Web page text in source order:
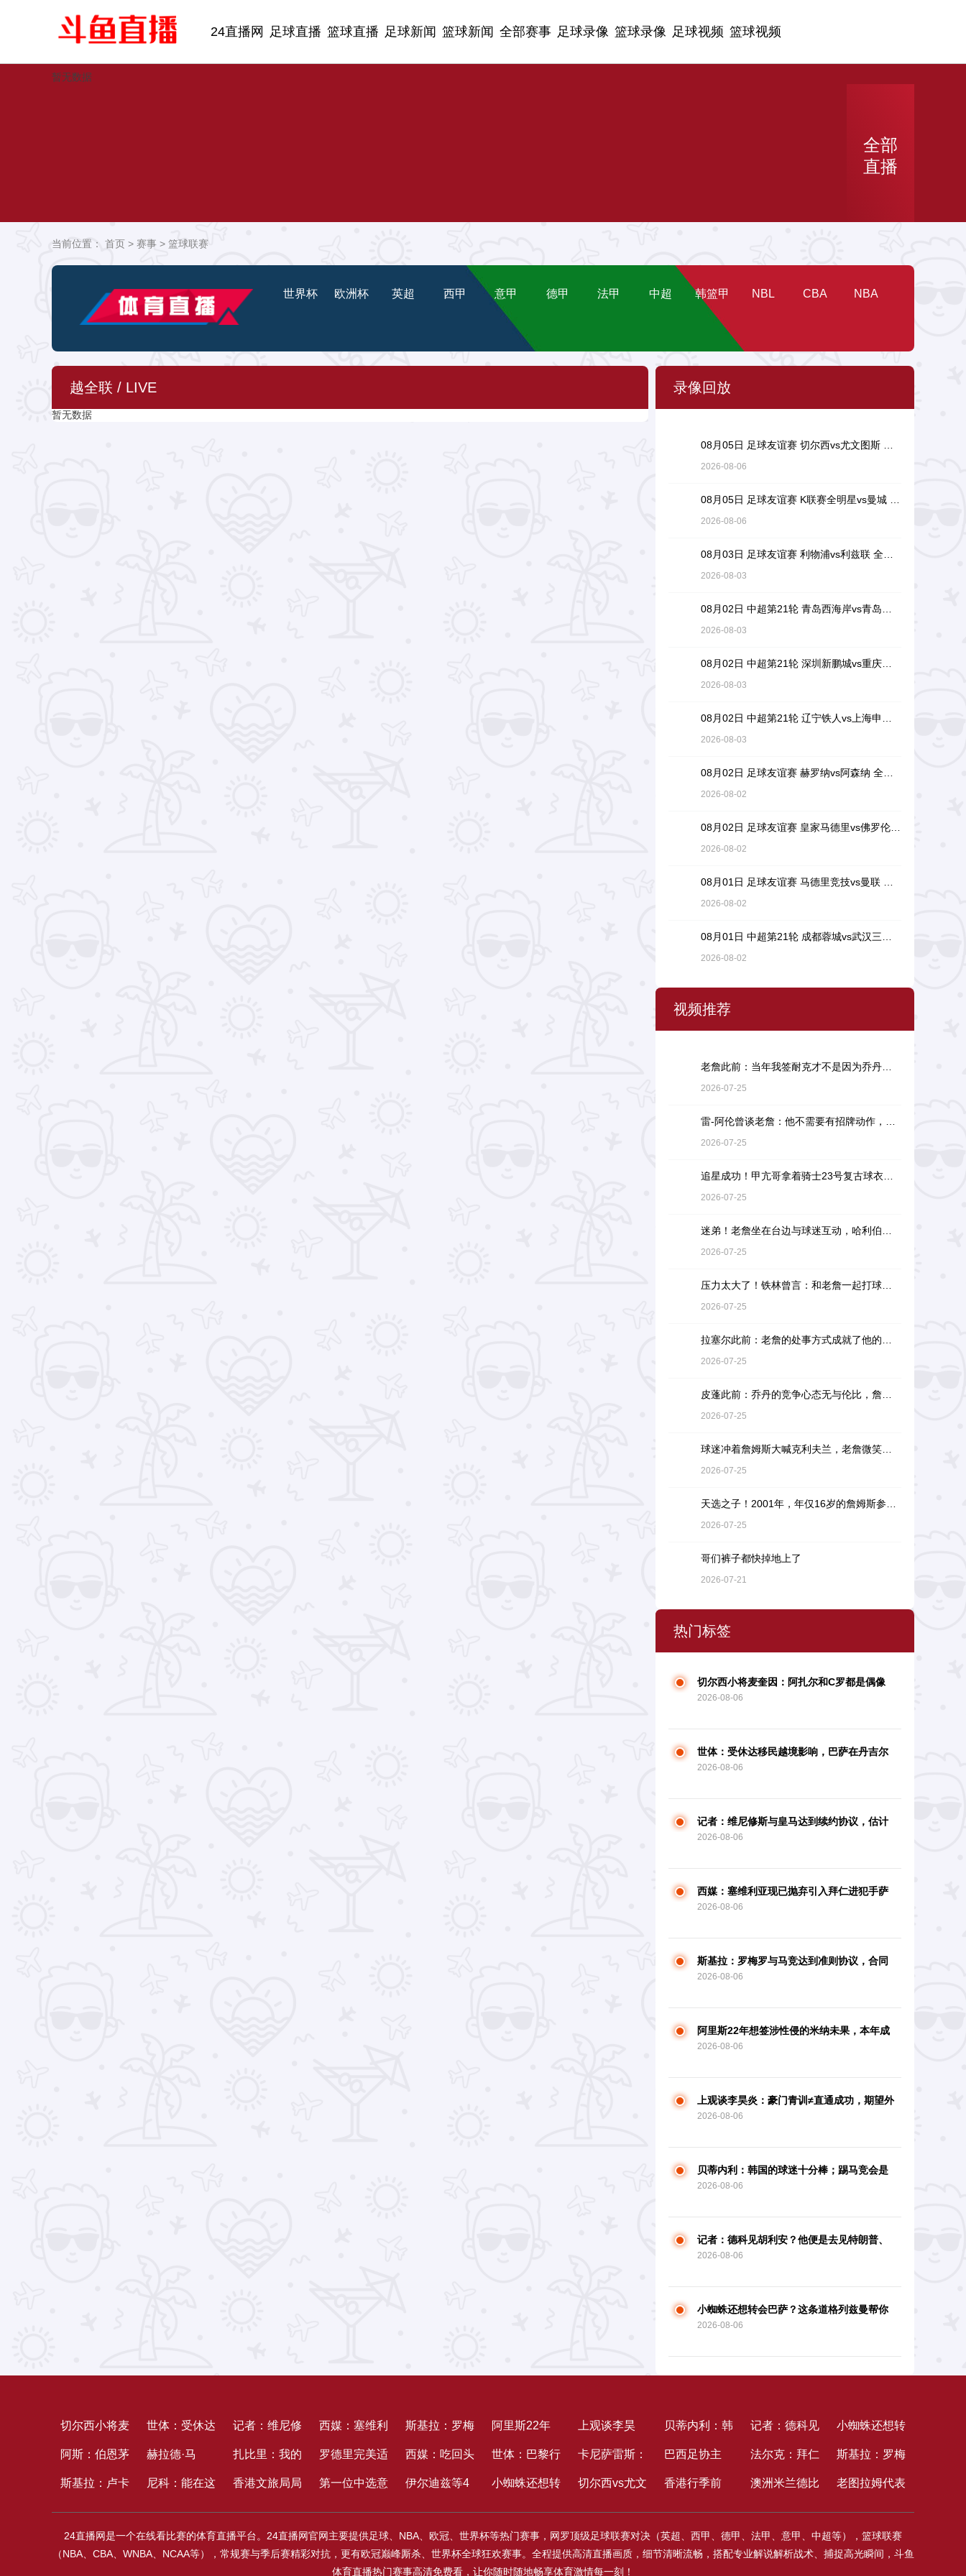
24直播网 足球直播 篮球直播 足球新闻 篮球新闻 全部赛事 足球录像 篮球录像 足球视频 篮球视频
暂无数据
全部
直播
当前位置： 首页 > 赛事 > 篮球联赛
世界杯 欧洲杯 英超 西甲 意甲 德甲 法甲 中超 韩篮甲 NBL CBA NBA
越全联 / LIVE
暂无数据
录像回放
2026-08-06
2026-08-06
2026-08-03
2026-08-03
2026-08-03
2026-08-03
2026-08-02
2026-08-02
2026-08-02
2026-08-02
视频推荐
2026-07-25
2026-07-25
2026-07-25
2026-07-25
2026-07-25
2026-07-25
2026-07-25
2026-07-25
2026-07-25
哥们裤子都快掉地上了
2026-07-21
热门标签
切尔西小将麦奎因：阿扎尔和C罗都是偶像
2026-08-06
世体：受休达移民越境影响，巴萨在丹吉尔
的热身赛存在变数
2026-08-06
记者：维尼修斯与皇马达到续约协议，估计
很快能够签署
2026-08-06
西媒：塞维利亚现已抛弃引入拜仁进犯手萨
拉戈萨
2026-08-06
斯基拉：罗梅罗与马竞达到准则协议，合同
4+1年，年薪600万欧
2026-08-06
阿里斯22年想签涉性侵的米纳未果，本年成
功签下涉性侵的米尔
2026-08-06
上观谈李昊炎：豪门青训≠直通成功，期望外
界少一些喧嚣炒作
2026-08-06
贝蒂内利：韩国的球迷十分棒；踢马竞会是
一场困难的比赛
2026-08-06
记者：德科见胡利安？他便是去见特朗普、
见唐老鸭也没用啊
2026-08-06
小蜘蛛还想转会巴萨？这条道格列兹曼帮你
堵死了
2026-08-06
切尔西小将麦
奎因：阿扎尔
和C罗都是偶
像
世体：受休达
移民越境影
响，巴萨在丹
吉尔的热身赛
存在变数
记者：维尼修
斯与皇马达到
续约协议，估
计很快能够签
署
西媒：塞维利
亚现已抛弃引
入拜仁进犯手
萨拉戈萨
斯基拉：罗梅
罗与马竞达到
准则协议，合
同4+1年，年
薪600万欧
阿里斯22年
想签涉性侵的
米纳未果，本
年成功签下涉
性侵的米尔
上观谈李昊
炎：豪门青训
≠直通成功，
期望外界少一
些喧嚣炒作
贝蒂内利：韩
国的球迷十分
棒；踢马竞会
是一场困难的
比赛
记者：德科见
胡利安？他便
是去见特朗
普、见唐老鸭
也没用啊
小蜘蛛还想转
会巴萨？这条
道格列兹曼帮
你堵死了
阿斯：伯恩茅
斯欠赫塔费于
纳尔转会费，
赫塔费考虑收
​赫拉德·马
丁：从左后卫
到中卫，巴萨
防地最理想的
扎比里：我的
偶像是梅西，
我的方针是这
赛季至少进
罗德里完美适
配巴萨？沙龙
需求多方考量
西媒：吃回头
草，皇社有意
马赛后卫阿格
尔德
世体：巴黎行
将报价费兰-
托雷斯，估计
报价将契合其
当时价值
卡尼萨雷斯：
想从头踢欧冠
决赛中对阵拜
仁的点球大战
巴西足协主
席：对立出售
FFE，咱们会
和南美足联一
法尔克：拜仁
不可能签吉布
斯-怀特，阵
型没他方位且
斯基拉：罗梅
罗与马竞达到
准则协议，合
同4+1年，年
斯基拉：卢卡
库拒绝了几份
来自美职联和
尼科：能在这
再度遇见青训
年代就知道的
香港文旅局局
长：30年前
我便是尤文死
第一位中选意
甲MVP的后
卫，把儿时梦
想活成了实际
伊尔迪兹等4
人到会了香港
行的商业活
动，并为少数
小蜘蛛还想转
会巴萨？这条
道格列兹曼帮
你堵死了
切尔西vs尤文
赛前，一名
VIP球迷在场
边被皮球击中
香港行季前
赛，切尔西vs
尤文共有
澳洲米兰德比
调查:迪乌夫
防卫蜕变，
老图拉姆代表
尤文到会香港
行活动，并与
24直播网是一个在线看比赛的体育直播平台。24直播网官网主要提供足球、NBA、欧冠、世界杯等热门赛事，网罗顶级足球联赛对决（英超、西甲、德甲、法甲、意甲、中超等），篮球联赛
（NBA、CBA、WNBA、NCAA等），常规赛与季后赛精彩对抗，更有欧冠巅峰厮杀、世界杯全球狂欢赛事。全程提供高清直播画质，细节清晰流畅，搭配专业解说解析战术、捕捉高光瞬间，斗鱼
体育直播热门赛事高清免费看，让你随时随地畅享体育激情每一刻！